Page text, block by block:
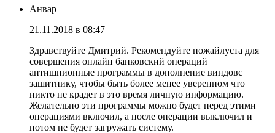
Анвар
21.11.2018 в 08:47
Здравствуйте Дмитрий. Рекомендуйте пожайлуста для
совершения онлайн банковский операций
антишпионные программы в дополнение виндовс
зашитнику, чтобы быть более менее уверенном что
никто не крадет в это время личную информацию.
Желательно эти программы можно будет перед этими
операциями включил, а после операции выключил и
потом не будет загружать систему.